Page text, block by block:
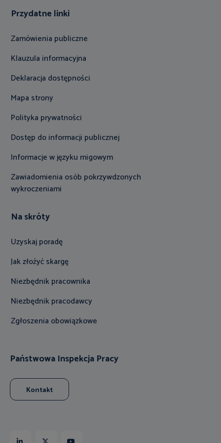
Przydatne linki
Zamówienia publiczne
Klauzula informacyjna
Deklaracja dostępności
Mapa strony
Polityka prywatności
Dostęp do informacji publicznej
Informacje w języku migowym
Zawiadomienia osób pokrzywdzonych
wykroczeniami
Na skróty
Uzyskaj poradę
Jak złożyć skargę
Niezbędnik pracownika
Niezbędnik pracodawcy
Zgłoszenia obowiązkowe
Państwowa Inspekcja Pracy
Kontakt